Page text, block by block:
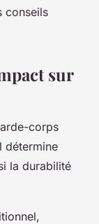
conseils
sur
corps
détermine
la durabilité